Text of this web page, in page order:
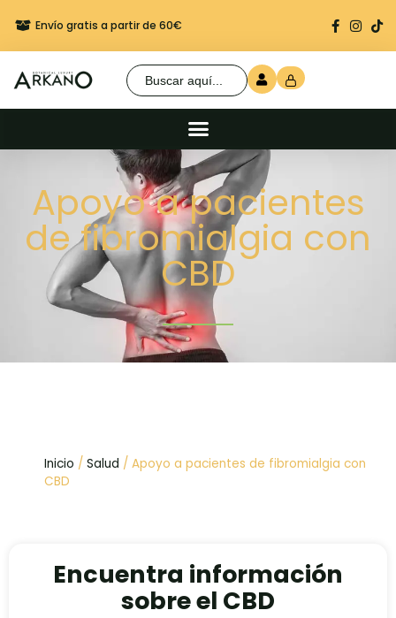
Envío gratis a partir de 60€ Regalo seguro en cada
Buscar:
Apoyo a pacientes
de fibromialgia con
CBD
Inicio / Salud / Apoyo a pacientes de fibromialgia con
CBD
Encuentra información
sobre el CBD